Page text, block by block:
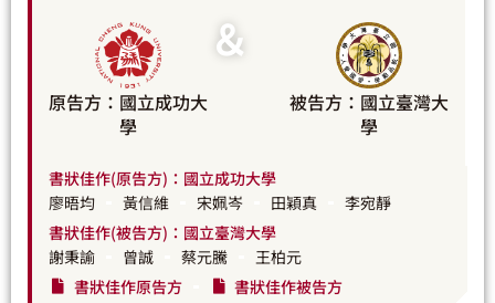
原告方：國立成功大
學
＆
被告方：國立臺灣大
學
書狀佳作(原告方)：國立成功大學
廖晤均
黃信維 宋姵岑 田穎真
李宛靜
書狀佳作(被告方)：國立臺灣大學
謝秉諭
曾誠 蔡元騰
王柏元
書狀佳作原告方
書狀佳作被告方